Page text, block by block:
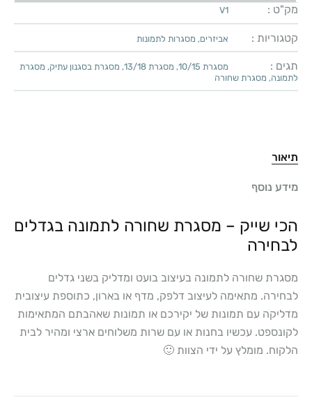
מק"ט : V1
קטגוריות : אביזרים, מסגרות לתמונות
תגים : מסגרת 10/15 , מסגרת 13/18 , מסגרת בסגנון עתיק, מסגרת
לתמונה, מסגרת שחורה
תיאור
מידע נוסף
הכי שייק – מסגרת שחורה לתמונה בגדלים
לבחירה
מסגרת שחורה לתמונה בעיצוב בועט ומדליק בשני גדלים
לבחירה. מתאימה לעיצוב דלפק, מדף או בארון, כתוספת עיצובית
מדליקה עם תמונות של יקירכם או תמונות שאהבתם המתאימות
לקונספט. עכשיו בחנות או עם שרות משלוחים ארצי ומהיר לבית
הלקוח. מומלץ על ידי הצוות 🙂